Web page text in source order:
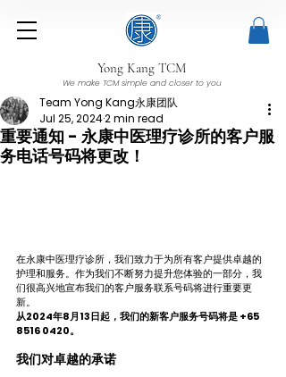
Yong Kang TCM
We make TCM simple and closer to you
重要通知 - 永康中医理疗诊所的客户服
务电话号码将更改！
Team Yong Kang永康团队
Jul 25, 20242 min read
在永康中医理疗诊所，我们致力于为所有客户提供卓越的
护理和服务。作为我们不断努力提升您体验的一部分，我
们很高兴地宣布我们的客户服务联系号码将进行重要更
新。
从2024年8月13日起，我们的新客户服务号码将是 +65
8516 0420。
我们对卓越的承诺